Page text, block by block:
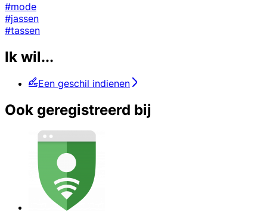
#mode
#jassen
#tassen
Ik wil...
Een geschil indienen
Ook geregistreerd bij